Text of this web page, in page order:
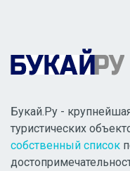
Букай.Ру -
туристических
собственный список